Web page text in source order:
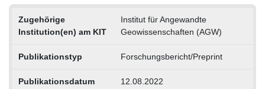
Zugehörige
Institution(en) am KIT
Institut für Angewandte
Geowissenschaften (AGW)
Publikationstyp Forschungsbericht/Preprint
Publikationsdatum 12.08.2022